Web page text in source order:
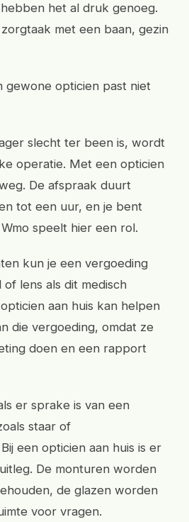
het al druk genoeg.
met een baan, gezin
gewone opticien past niet
slecht ter been is, wordt
operatie. Met een opticien
De afspraak duurt
tot een uur, en je bent
speelt hier een rol.
kun je een vergoeding
lens als dit medisch
aan huis kan helpen
die vergoeding, omdat ze
doen en een rapport
er sprake is van een
staar of
een opticien aan huis is er
De monturen worden
de glazen worden
voor vragen.